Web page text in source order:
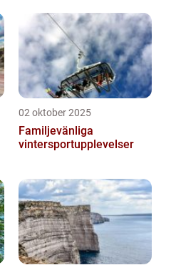
02 oktober 2025
Familjevänliga
vintersportupplevelser